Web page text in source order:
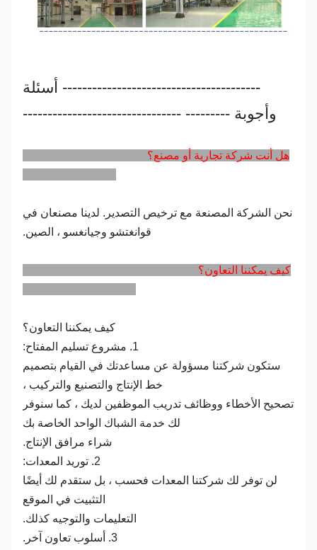
---------------------------------------- أسئلة
وأجوبة --------- --------------------------------
هل أنت شركة تجارية أو مصنع؟
نحن الشركة المصنعة مع ترخيص التصدير. لدينا مصنعان في
قوانغتشو وجيانغسو ، الصين.
كيف يمكننا التعاون؟
كيف يمكننا التعاون؟
ستكون شركتنا مسؤولة عن مساعدتك في القيام بتصميم
خط الإنتاج والتصنيع والتركيب ،
تصحيح الأخطاء ووظائف تدريب الموظفين لديك ، كما سنوفر
لك خدمة الشباك الواحد الخاصة بك
شراء مرافق الإنتاج.
لن توفر لك شركتنا المعدات فحسب ، بل ستقدم لك أيضًا
التثبيت في الموقع
التعليمات والتوجيه كذلك.